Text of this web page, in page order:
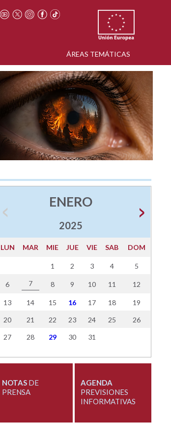
ÁREAS TEMÁTICAS
ENERO
2025
LUN MAR MIE JUE VIE SAB DOM
1 2 3 4 5
6 7 8 9 10 11 12
13 14 15 16 17 18 19
20 21 22 23 24 25 26
27 28 29 30 31
NOTASDE
PRENSA
AGENDA
PREVISIONES
INFORMATIVAS